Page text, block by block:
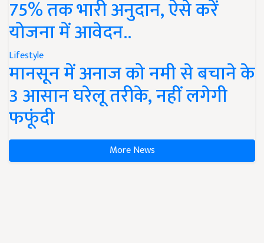
75% तक भारी अनुदान, ऐसे करें
योजना में आवेदन..
Lifestyle
मानसून में अनाज को नमी से बचाने के
3 आसान घरेलू तरीके, नहीं लगेगी
फफूंदी
More News